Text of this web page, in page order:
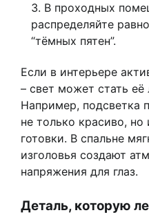
В проходных
распределяйте
“тёмных пятен”.
Если в интерьере
– свет может стать
Например, подсветка
не только красиво, но
готовки. В спальне
изголовья создают
напряжения для глаз.
Деталь, которую